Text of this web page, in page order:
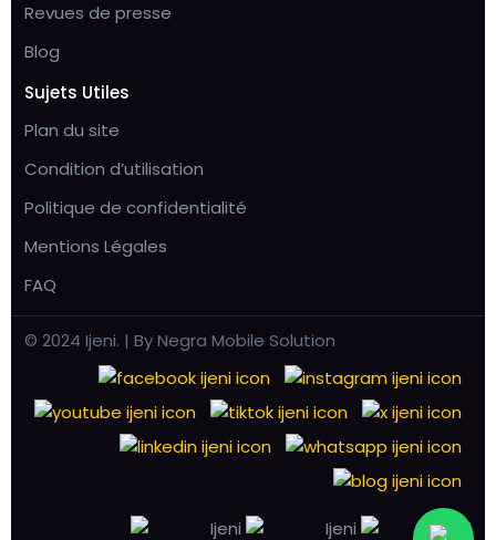
Revues de presse
Blog
Sujets Utiles
Plan du site
Condition d’utilisation
Politique de confidentialité
Mentions Légales
FAQ
© 2024 Ijeni. | By Negra Mobile Solution